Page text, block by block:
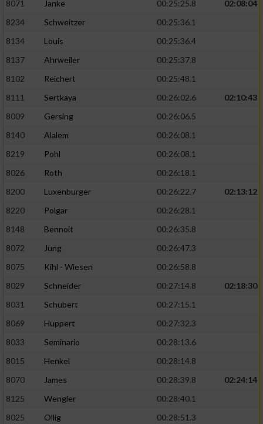
8071
Janke 00:25:25.8
02:08:04
8234
Schweitzer
00:25:36.1
8134
Louis
00:25:36.4
8137
Ahrweiler
00:25:37.8
8102
Reichert
00:25:48.1
8111
Sertkaya 00:26:02.6
02:10:43
8009
Gersing
00:26:06.5
8140
Alalem
00:26:08.1
8219
Pohl
00:26:08.1
8026
Roth
00:26:18.1
8200
Luxenburger 00:26:22.7
02:13:12
8220
Polgar
00:26:28.1
8148
Bennoit
00:26:35.8
8072
Jung
00:26:47.3
8075
Kihl - Wiesen
00:26:58.8
8029
Schneider 00:27:14.8
02:18:30
8031
Schubert
00:27:15.1
8069
Huppert
00:27:32.3
8033
Seminario
00:28:13.6
8015
Henkel
00:28:14.8
8070
James 00:28:39.8
02:24:14
8125
Wengler
00:28:40.1
8025
Ollig 00:28:51.3